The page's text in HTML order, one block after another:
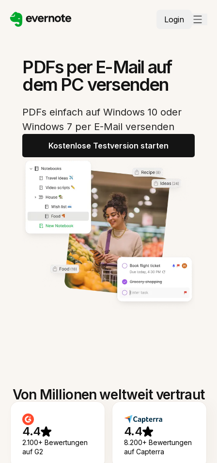
Login
PDFs per E-Mail auf
dem PC versenden
PDFs einfach auf Windows 10 oder
Windows 7 per E-Mail versenden
Kostenlose Testversion starten
Von Millionen weltweit vertraut
4.4
2.100+ Bewertungen
auf G2
4.4
8.200+ Bewertungen
auf Capterra